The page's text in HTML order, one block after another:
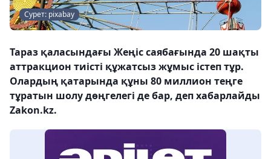
Сурет: pixabay
Тараз қаласындағы Жеңіс саябағында 20 шақты
аттракцион тиісті құжатсыз жұмыс істеп тұр.
Олардың қатарында құны 80 миллион теңге
тұратын шолу дөңгелегі де бар, деп хабарлайды
Zakon.kz.